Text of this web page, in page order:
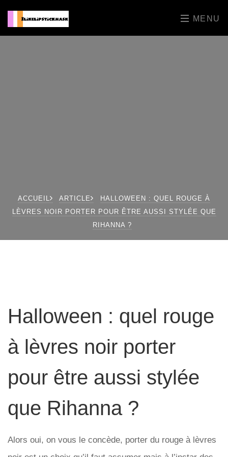
MENU
ACCUEIL ARTICLE
HALLOWEEN : QUEL ROUGE À
LÈVRES NOIR PORTER POUR ÊTRE AUSSI STYLÉE QUE
RIHANNA ?
Halloween : quel rouge
à lèvres noir porter
pour être aussi stylée
que Rihanna ?
Alors oui, on vous le concède, porter du rouge à lèvres